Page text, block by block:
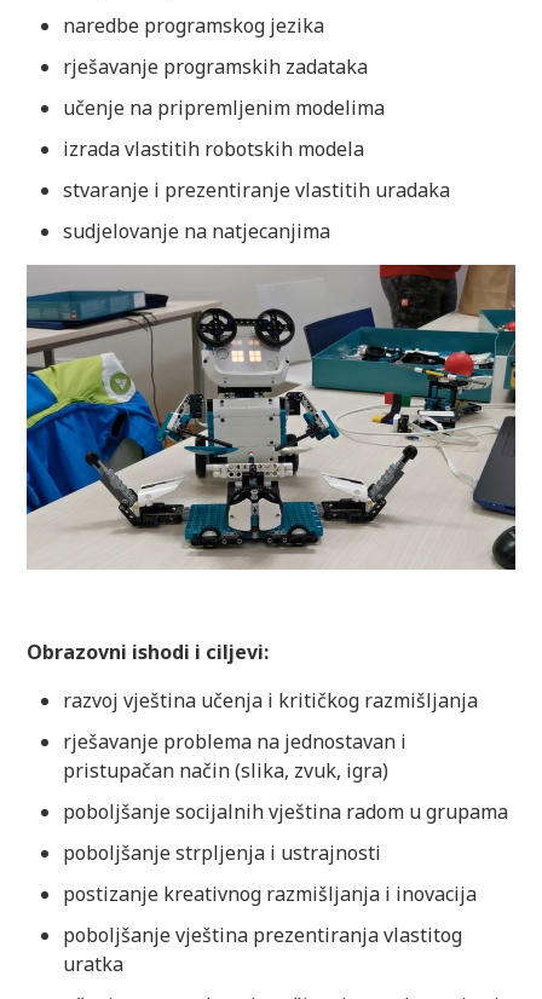
naredbe programskog jezika
rješavanje programskih zadataka
učenje na pripremljenim modelima
izrada vlastitih robotskih modela
stvaranje i prezentiranje vlastitih uradaka
sudjelovanje na natjecanjima
Obrazovni ishodi i ciljevi:
razvoj vještina učenja i kritičkog razmišljanja
rješavanje problema na jednostavan i
pristupačan način (slika, zvuk, igra)
poboljšanje socijalnih vještina radom u grupama
poboljšanje strpljenja i ustrajnosti
postizanje kreativnog razmišljanja i inovacija
poboljšanje vještina prezentiranja vlastitog
uratka